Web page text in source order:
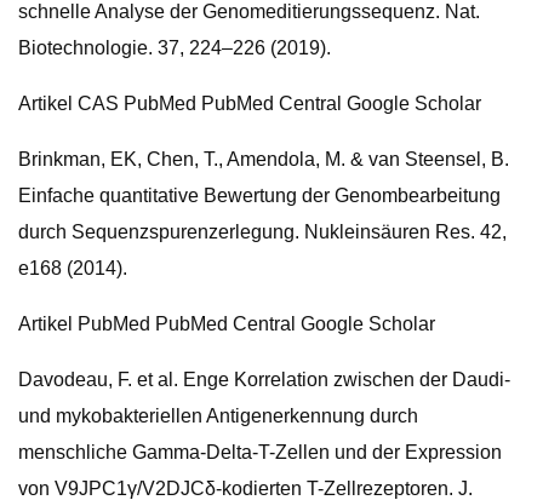
schnelle Analyse der Genomeditierungssequenz. Nat.
Biotechnologie. 37, 224–226 (2019).
Artikel CAS PubMed PubMed Central Google Scholar
Brinkman, EK, Chen, T., Amendola, M. & van Steensel, B.
Einfache quantitative Bewertung der Genombearbeitung
durch Sequenzspurenzerlegung. Nukleinsäuren Res. 42,
e168 (2014).
Artikel PubMed PubMed Central Google Scholar
Davodeau, F. et al. Enge Korrelation zwischen der Daudi-
und mykobakteriellen Antigenerkennung durch
menschliche Gamma-Delta-T-Zellen und der Expression
von V9JPC1γ/V2DJCδ-kodierten T-Zellrezeptoren. J.